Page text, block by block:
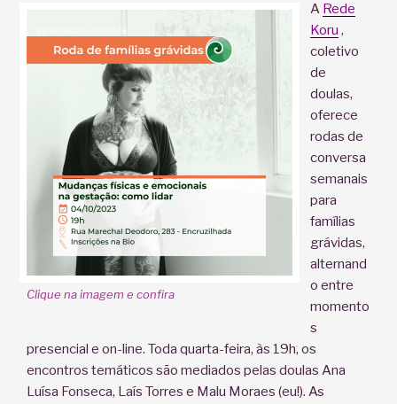
Clique na imagem e confira
A Rede
Koru ,
coletivo
de
doulas,
oferece
rodas de
conversa
semanais
para
famílias
grávidas,
alternand
o entre
momento
s
presencial e on-line. Toda quarta-feira, às 19h, os
encontros temáticos são mediados pelas doulas Ana
Luísa Fonseca, Laís Torres e Malu Moraes (eu!). As